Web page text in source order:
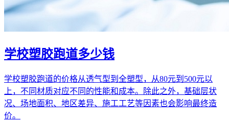
学校塑胶跑道多少钱
学校塑胶跑道的价格从透气型到全塑型，从80元到500元以
上，不同材质对应不同的性能和成本。除此之外，基础层状
况、场地面积、地区差异、施工工艺等因素也会影响最终造
价。